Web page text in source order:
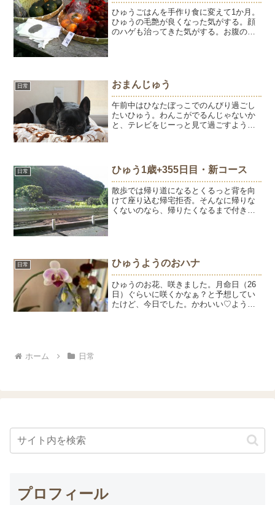
ひゅうごはんを手作り食に変えて1か月。
ひゅうの毛艶が良くなった気がする。顔
のハゲも治ってきた気がする。お腹の調
日常 おまんじゅう
午前中はひなたぼっこでのんびり過ごし
たいひゅう。わんこがでるんじゃないか
と、テレビをじーっと見て過ごすよう。
日常 ひゅう1歳+355日目・新コース
散歩では帰り道になるとくるっと背を向
けて座り込む帰宅拒否。そんなに帰りな
くないのなら、帰りたくなるまで付き合
日常 ひゅうようのおハナ
ひゅうのお花、咲きました。月命日（26
日）ぐらいに咲くかなぁ？と予想してい
たけど、今日でした。かわいい♡ようち
ホーム
日常
プロフィール